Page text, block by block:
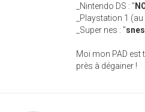
_Nintendo DS : "
_Playstation 1
_Super nes : "
Moi mon PAD est
près à dégainer !